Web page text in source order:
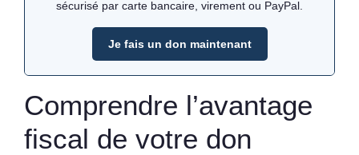
sécurisé par carte bancaire, virement ou PayPal.
Je fais un don maintenant
Comprendre l’avantage
fiscal de votre don